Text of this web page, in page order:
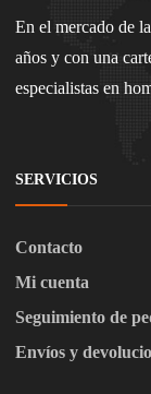
En el mercado de
años y con una
especialistas en
SERVICIOS
Contacto
Mi cuenta
Seguimiento de
Envíos y